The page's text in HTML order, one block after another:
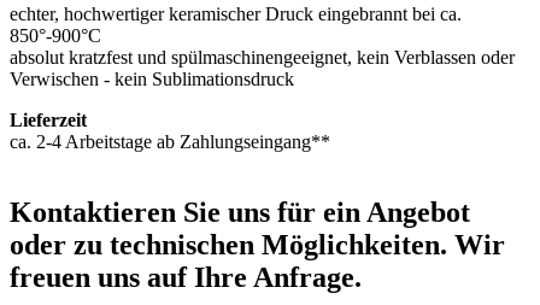
echter, hochwertiger keramischer Druck eingebrannt bei ca.
850°-900°C
absolut kratzfest und spülmaschinengeeignet, kein Verblassen oder
Verwischen - kein Sublimationsdruck
Lieferzeit
ca. 2-4 Arbeitstage ab Zahlungseingang**
Kontaktieren Sie uns für ein Angebot
oder zu technischen Möglichkeiten. Wir
freuen uns auf Ihre Anfrage.